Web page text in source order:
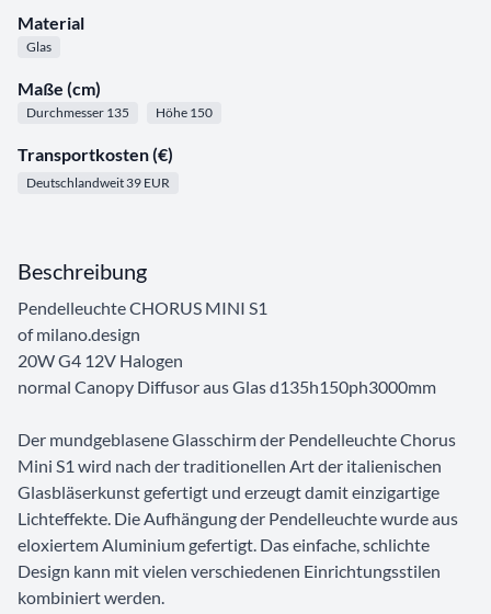
Material
Glas
Maße (cm)
Durchmesser 135 Höhe 150
Transportkosten (€)
Deutschlandweit 39 EUR
Beschreibung
Pendelleuchte CHORUS MINI S1
of milano.design
20W G4 12V Halogen
normal Canopy Diffusor aus Glas d135h150ph3000mm
Der mundgeblasene Glasschirm der Pendelleuchte Chorus
Mini S1 wird nach der traditionellen Art der italienischen
Glasbläserkunst gefertigt und erzeugt damit einzigartige
Lichteffekte. Die Aufhängung der Pendelleuchte wurde aus
eloxiertem Aluminium gefertigt. Das einfache, schlichte
Design kann mit vielen verschiedenen Einrichtungsstilen
kombiniert werden.